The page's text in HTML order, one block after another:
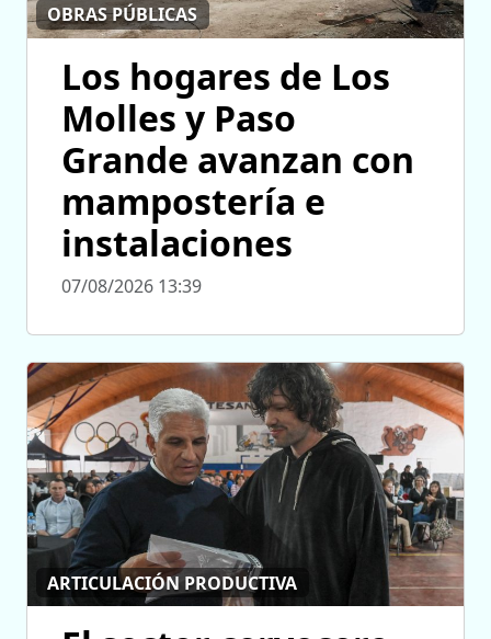
OBRAS PÚBLICAS
Los hogares de Los
Molles y Paso
Grande avanzan con
mampostería e
instalaciones
07/08/2026 13:39
ARTICULACIÓN PRODUCTIVA